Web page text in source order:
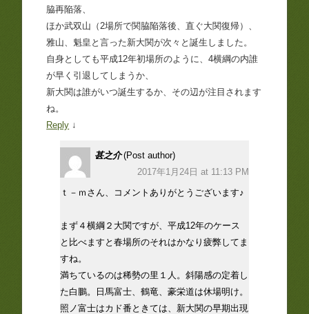
脇再陥落、
ほか武双山（2場所で関脇陥落後、直ぐ大関復帰）、
雅山、魁皇と言った新大関が次々と誕生しました。
自身としても平成12年初場所のように、4横綱の内誰
が早く引退してしまうか、
新大関は誰がいつ誕生するか、その辺が注目されます
ね。
Reply ↓
甚之介 (Post author)
2017年1月24日 at 11:13 PM
ｔ－ｍさん、コメントありがとうございます♪
まず４横綱２大関ですが、平成12年のケース
と比べますと春場所のそれはかなり疲弊してま
すね。
満ちているのは稀勢の里１人。斜陽感の定着し
た白鵬。日馬富士、鶴竜、豪栄道は休場明け。
照ノ富士はカド番ときては、新大関の早期出現